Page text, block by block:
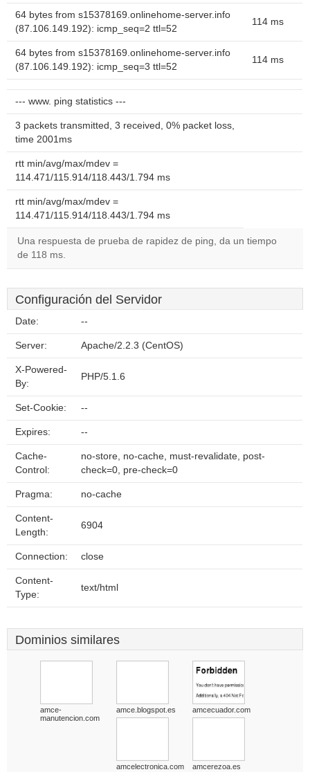
64 bytes from s15378169.onlinehome-server.info
(87.106.149.192): icmp_seq=2 ttl=52
114 ms
64 bytes from s15378169.onlinehome-server.info
(87.106.149.192): icmp_seq=3 ttl=52
114 ms
--- www. ping statistics ---
3 packets transmitted, 3 received, 0% packet loss,
time 2001ms
rtt min/avg/max/mdev =
114.471/115.914/118.443/1.794 ms
rtt min/avg/max/mdev =
114.471/115.914/118.443/1.794 ms
Una respuesta de prueba de rapidez de ping, da un tiempo
de 118 ms.
Configuración del Servidor
Date: --
Server: Apache/2.2.3 (CentOS)
X-Powered-
By:
PHP/5.1.6
Set-Cookie: --
Expires: --
Cache-
Control:
no-store, no-cache, must-revalidate, post-
check=0, pre-check=0
Pragma: no-cache
Content-
Length:
6904
Connection: close
Content-
Type:
text/html
Dominios similares
amce-
manutencion.com
amce.blogspot.es amcecuador.com
amcelectronica.com amcerezoa.es